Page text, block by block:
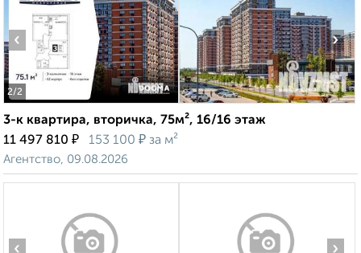
2/2
‹ ›
3-к квартира, вторичка, 75м², 16/16 этаж
11 497 810 ₽ 153 100 ₽ за м²
Агентство, 09.08.2026
‹ ›